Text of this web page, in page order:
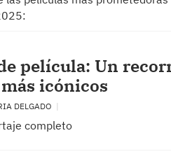
película: Un
icónicos
DELGADO
completo